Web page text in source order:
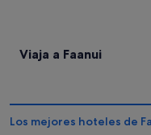
Viaja a Faanui
Los mejores hoteles de